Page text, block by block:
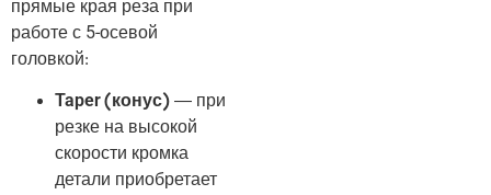
прямые края реза при
работе с 5-осевой
головкой:
Taper (конус) — при
резке на высокой
скорости кромка
детали приобретает